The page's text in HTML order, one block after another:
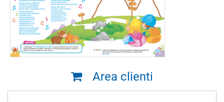
Area clienti